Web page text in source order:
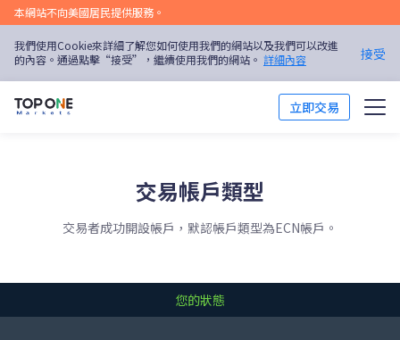
本網站不向美國居民提供服務。
我們使用Cookie來詳細了解您如何使用我們的網站以及我們可以改進
的內容。通過點擊“接受”，繼續使用我們的網站。 詳細內容 接受
立即交易
交易帳戶類型
交易者成功開設帳戶，默認帳戶類型為ECN帳戶。
您的狀態